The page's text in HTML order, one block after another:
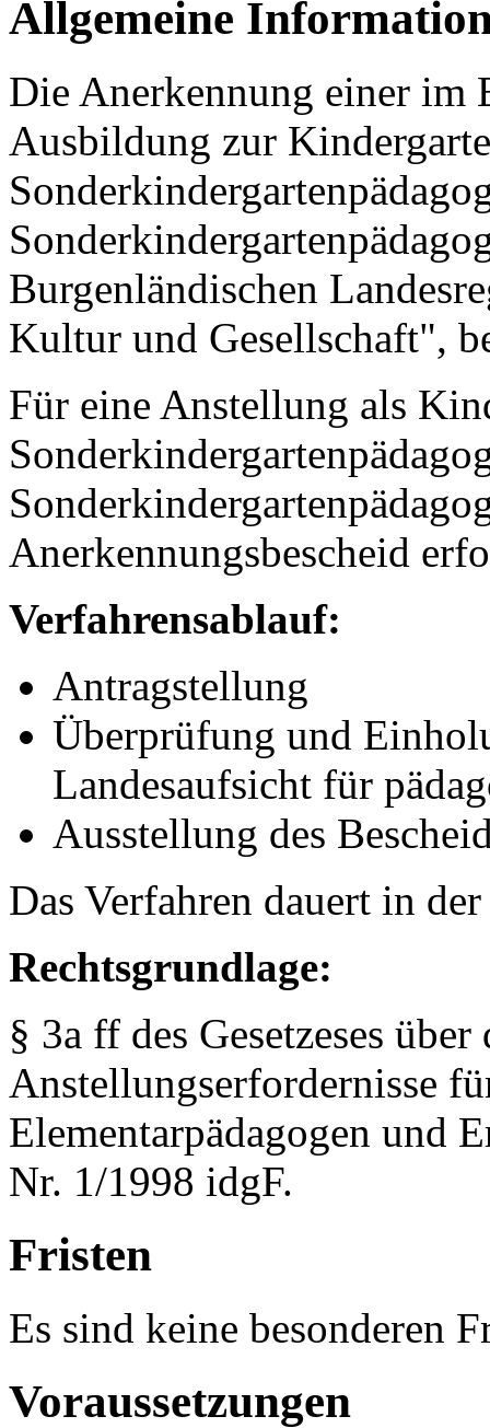
Allgemeine
Die Anerkennung einer im
Ausbildung zur
Burgenländischen
Kultur und Gesellschaft",
Für eine Anstellung als
Anerkennungsbescheid
Verfahrensablauf:
Antragstellung
Überprüfung und
Landesaufsicht für
Ausstellung des
Das Verfahren dauert in
Rechtsgrundlage:
§ 3a ff des Gesetzeses
Anstellungserfordernisse
Elementarpädagogen und
Nr. 1/1998 idgF.
Fristen
Es sind keine besonderen
Voraussetzungen